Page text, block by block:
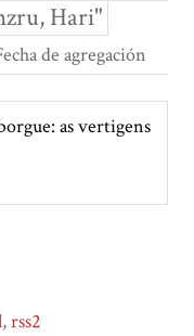
Hari"
de agregación
as vertigens
,rss2